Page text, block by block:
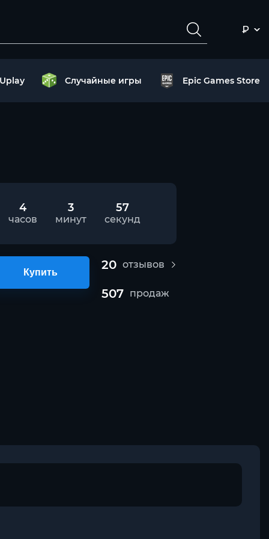
₽
Uplay Случайные игры Epic Games Store
4
часов
3
минут
56
секунд
Купить
20 отзывов
507 продаж